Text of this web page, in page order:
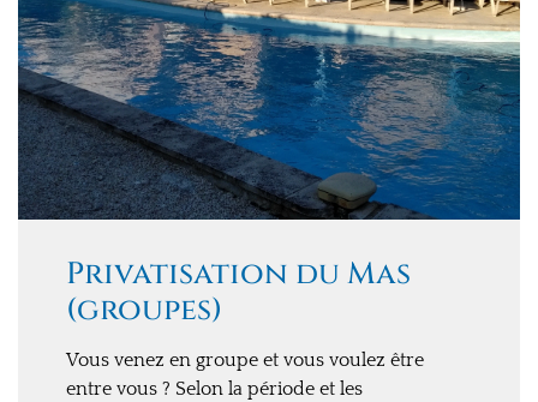
Privatisation du Mas
(groupes)
Vous venez en groupe et vous voulez être
entre vous ? Selon la période et les